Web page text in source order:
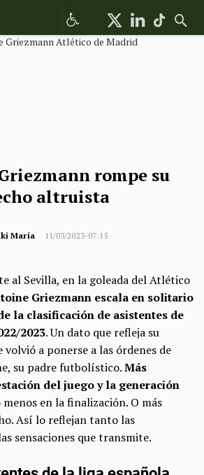
Abrir barra de herramientas
rompe su
altruista
María 11/03/2023-07:15
al Sevilla, en la goleada del Atlético
Griezmann escala en solitario
la clasificación de asistentes de
2023. Un dato que refleja su
volvió a ponerse a las órdenes de
su padre futbolístico.Más
del juego y la generación
en la finalización. O más
Así lo reflejan tanto las
sensaciones que transmite.